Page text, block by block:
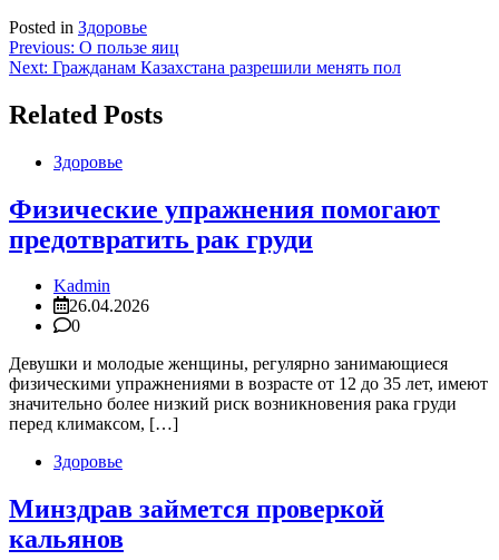
Posted in Здоровье
Навигация
по
записям
Previous: О пользе яиц
Next: Гражданам Казахстана разрешили менять пол
Related Posts
Здоровье
Физические упражнения помогают
предотвратить рак груди
Kadmin
26.04.2026
0
Девушки и молодые женщины, регулярно занимающиеся
физическими упражнениями в возрасте от 12 до 35 лет, имеют
значительно более низкий риск возникновения рака груди
перед климаксом, […]
Здоровье
Минздрав займется проверкой
кальянов